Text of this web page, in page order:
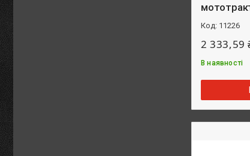
11226
2 333,59
В наявності